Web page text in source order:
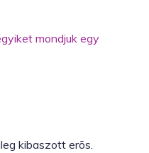
mondjuk egy
kibaszott erõs.